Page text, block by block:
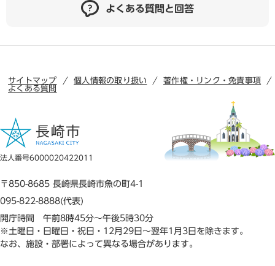
よくある質問と回答
サイトマップ 個人情報の取り扱い
著作権・リンク・免責事項
よくある質問
法人番号6000020422011
〒850-8685 長崎県長崎市魚の町4-1
095-822-8888(代表)
開庁時間 午前8時45分～午後5時30分
※土曜日・日曜日・祝日・12月29日～翌年1月3日を除きます。
なお、施設・部署によって異なる場合があります。